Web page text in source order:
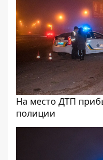
На место ДТП
полиции